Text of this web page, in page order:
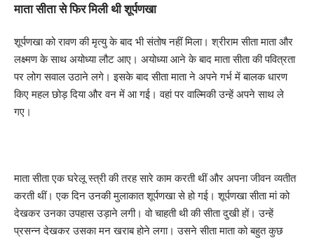
माता सीता से फिर मिली थी शूर्पणखा
शूर्पणखा को रावण की मृत्यु के बाद भी संतोष नहीं मिला। श्रीराम सीता माता और
लक्ष्मण के साथ अयोध्या लौट आए। अयोध्या आने के बाद माता सीता की पवित्रता
पर लोग सवाल उठाने लगे। इसके बाद सीता माता ने अपने गर्भ में बालक धारण
किए महल छोड़ दिया और वन में आ गई। वहां पर वाल्मिकी उन्हें अपने साथ ले
गए।
माता सीता एक घरेलू स्त्री की तरह सारे काम करती थीं और अपना जीवन व्यतीत
करती थीं। एक दिन उनकी मुलाकात शूर्पणखा से हो गई। शूर्पणखा सीता मां को
देखकर उनका उपहास उड़ाने लगी। वो चाहती थी की सीता दुखी हों। उन्हें
प्रसन्न देखकर उसका मन खराब होने लगा। उसने सीता माता को बहुत कुछ